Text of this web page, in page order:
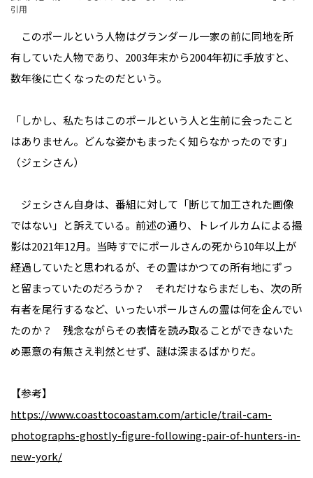
引用
このポールという人物はグランダール一家の前に同地を所
有していた人物であり、2003年末から2004年初に手放すと、
数年後に亡くなったのだという。
「しかし、私たちはこのポールという人と生前に会ったこと
はありません。どんな姿かもまったく知らなかったのです」
（ジェシさん）
ジェシさん自身は、番組に対して「断じて加工された画像
ではない」と訴えている。前述の通り、トレイルカムによる撮
影は2021年12月。当時すでにポールさんの死から10年以上が
経過していたと思われるが、その霊はかつての所有地にずっ
と留まっていたのだろうか？ それだけならまだしも、次の所
有者を尾行するなど、いったいポールさんの霊は何を企んでい
たのか？ 残念ながらその表情を読み取ることができないた
め悪意の有無さえ判然とせず、謎は深まるばかりだ。
【参考】
https://www.coasttocoastam.com/article/trail-cam-
photographs-ghostly-figure-following-pair-of-hunters-in-
new-york/